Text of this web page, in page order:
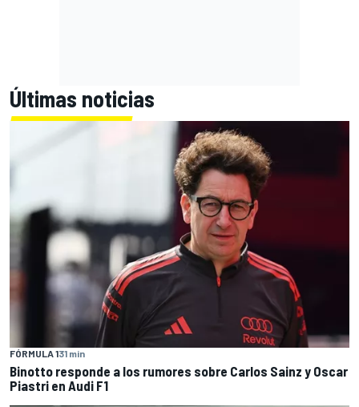
Últimas noticias
FÓRMULA 131 min
Binotto responde a los rumores sobre Carlos Sainz y Oscar
Piastri en Audi F1